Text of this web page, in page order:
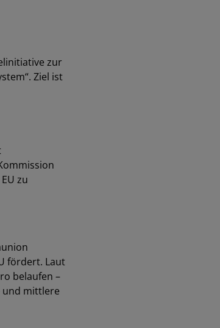
zur
Ziel ist
zu
fördert. Laut
belaufen –
und mittlere